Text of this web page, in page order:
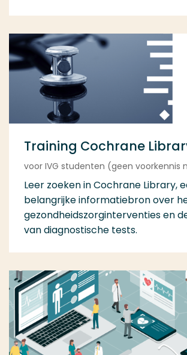
Training Cochrane
voor IVG studenten (geen voorkennis
Leer zoeken in Cochrane Library,
belangrijke informatiebron over
gezondheidszorginterventies en
van diagnostische tests.